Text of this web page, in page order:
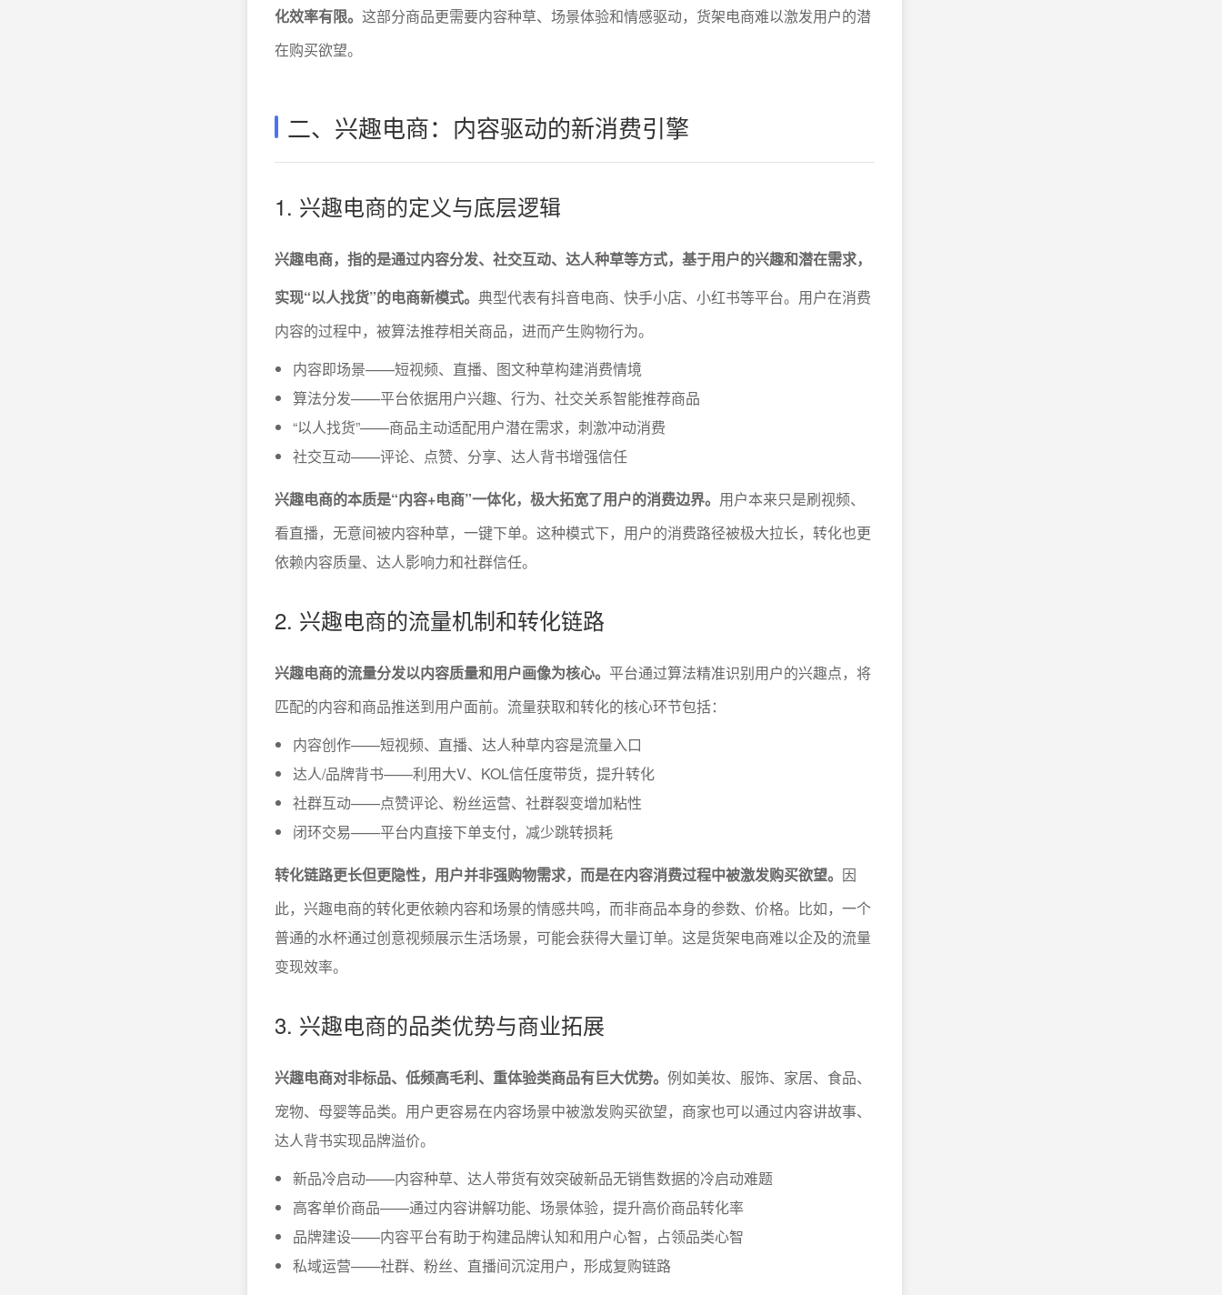
化效率有限。 这部分商品更需要内容种草、场景体验和情感驱动，货架电商难以激发用户的潜
在购买欲望。
二、兴趣电商：内容驱动的新消费引擎
1. 兴趣电商的定义与底层逻辑
兴趣电商，指的是通过内容分发、社交互动、达人种草等方式，基于用户的兴趣和潜在需求，
实现“以人找货”的电商新模式。 典型代表有抖音电商、快手小店、小红书等平台。用户在消费
内容的过程中，被算法推荐相关商品，进而产生购物行为。
内容即场景——短视频、直播、图文种草构建消费情境
算法分发——平台依据用户兴趣、行为、社交关系智能推荐商品
“以人找货”——商品主动适配用户潜在需求，刺激冲动消费
社交互动——评论、点赞、分享、达人背书增强信任
兴趣电商的本质是“内容+电商”一体化，极大拓宽了用户的消费边界。 用户本来只是刷视频、
看直播，无意间被内容种草，一键下单。这种模式下，用户的消费路径被极大拉长，转化也更
依赖内容质量、达人影响力和社群信任。
2. 兴趣电商的流量机制和转化链路
兴趣电商的流量分发以内容质量和用户画像为核心。 平台通过算法精准识别用户的兴趣点，将
匹配的内容和商品推送到用户面前。流量获取和转化的核心环节包括：
内容创作——短视频、直播、达人种草内容是流量入口
达人/品牌背书——利用大V、KOL信任度带货，提升转化
社群互动——点赞评论、粉丝运营、社群裂变增加粘性
闭环交易——平台内直接下单支付，减少跳转损耗
转化链路更长但更隐性，用户并非强购物需求，而是在内容消费过程中被激发购买欲望。 因
此，兴趣电商的转化更依赖内容和场景的情感共鸣，而非商品本身的参数、价格。比如，一个
普通的水杯通过创意视频展示生活场景，可能会获得大量订单。这是货架电商难以企及的流量
变现效率。
3. 兴趣电商的品类优势与商业拓展
兴趣电商对非标品、低频高毛利、重体验类商品有巨大优势。 例如美妆、服饰、家居、食品、
宠物、母婴等品类。用户更容易在内容场景中被激发购买欲望，商家也可以通过内容讲故事、
达人背书实现品牌溢价。
新品冷启动——内容种草、达人带货有效突破新品无销售数据的冷启动难题
高客单价商品——通过内容讲解功能、场景体验，提升高价商品转化率
品牌建设——内容平台有助于构建品牌认知和用户心智，占领品类心智
私域运营——社群、粉丝、直播间沉淀用户，形成复购链路